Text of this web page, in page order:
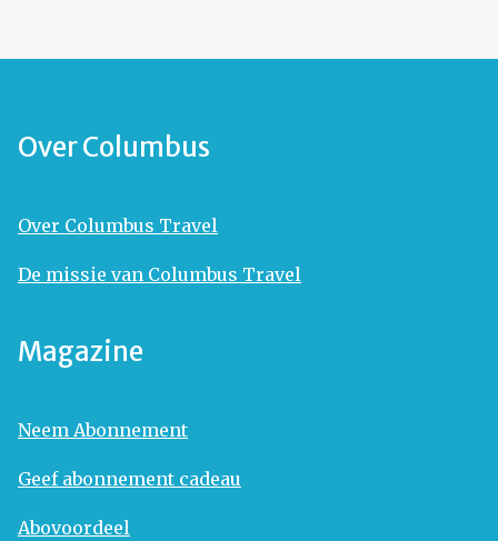
Over Columbus
Over Columbus Travel
De missie van Columbus Travel
Magazine
Neem Abonnement
Geef abonnement cadeau
Abovoordeel